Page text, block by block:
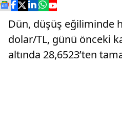
Dün, düşüş eğiliminde
dolar/TL, günü önceki
altında 28,6523’ten